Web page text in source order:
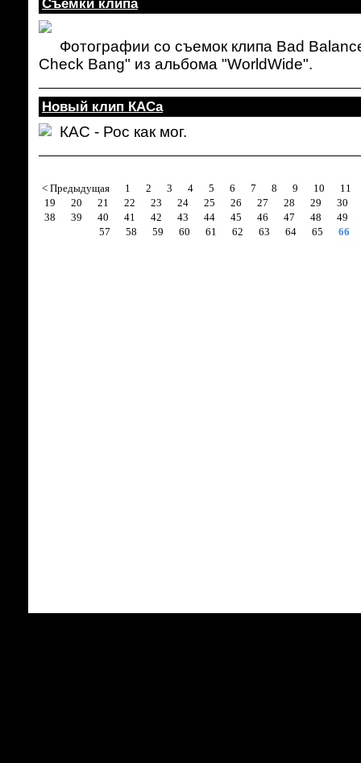
Съемки клипа
Фотографии со съемок клипа Bad
Check Bang" из альбома "WorldWide".
Новый клип КАСа
КАС - Рос как мог.
< Предыдущая 1 2 3 4 5 6 7 8 9 10
11
19
20 21 22 23 24 25 26 27 28 29
30
38
39 40 41 42 43 44 45 46 47 48
49
57
58 59 60 61 62 63 64 65 66